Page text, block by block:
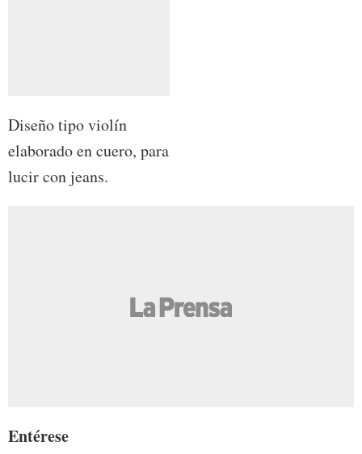
Diseño tipo violín
elaborado en cuero, para
lucir con jeans.
Entérese